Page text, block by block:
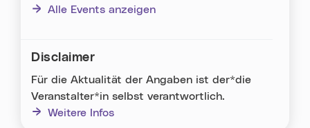
Alle Events anzeigen
Disclaimer
Für die Aktualität der Angaben ist der*die
Veranstalter*in selbst verantwortlich.
Weitere Infos